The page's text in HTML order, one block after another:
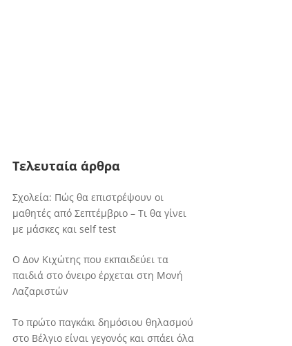
Τελευταία άρθρα
Σχολεία: Πώς θα επιστρέψουν οι
μαθητές από Σεπτέμβριο – Τι θα γίνει
με μάσκες και self test
Ο Δον Κιχώτης που εκπαιδεύει τα
παιδιά στο όνειρο έρχεται στη Μονή
Λαζαριστών
Το πρώτο παγκάκι δημόσιου θηλασμού
στο Βέλγιο είναι γεγονός και σπάει όλα